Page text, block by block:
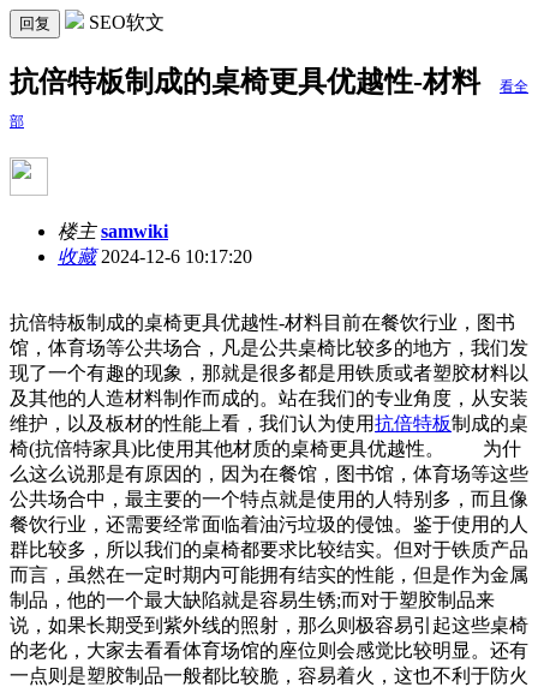
回复 SEO软文
抗倍特板制成的桌椅更具优越性-材料 看全
部
楼主 samwiki
收藏2024-12-6 10:17:20
抗倍特板制成的桌椅更具优越性-材料目前在餐饮行业，图书
馆，体育场等公共场合，凡是公共桌椅比较多的地方，我们发
现了一个有趣的现象，那就是很多都是用铁质或者塑胶材料以
及其他的人造材料制作而成的。站在我们的专业角度，从安装
维护，以及板材的性能上看，我们认为使用抗倍特板制成的桌
椅(抗倍特家具)比使用其他材质的桌椅更具优越性。 为什
么这么说那是有原因的，因为在餐馆，图书馆，体育场等这些
公共场合中，最主要的一个特点就是使用的人特别多，而且像
餐饮行业，还需要经常面临着油污垃圾的侵蚀。鉴于使用的人
群比较多，所以我们的桌椅都要求比较结实。但对于铁质产品
而言，虽然在一定时期内可能拥有结实的性能，但是作为金属
制品，他的一个最大缺陷就是容易生锈;而对于塑胶制品来
说，如果长期受到紫外线的照射，那么则极容易引起这些桌椅
的老化，大家去看看体育场馆的座位则会感觉比较明显。还有
一点则是塑胶制品一般都比较脆，容易着火，这也不利于防火